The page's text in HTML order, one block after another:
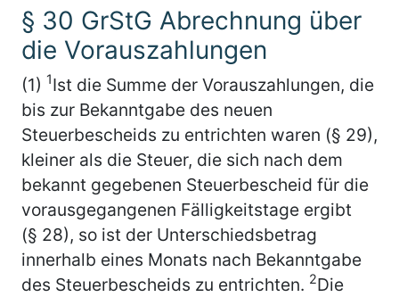
§ 30 GrStG Abrechnung über
die Vorauszahlungen
(1) 1Ist die Summe der Vorauszahlungen, die
bis zur Bekanntgabe des neuen
Steuerbescheids zu entrichten waren (§ 29),
kleiner als die Steuer, die sich nach dem
bekannt gegebenen Steuerbescheid für die
vorausgegangenen Fälligkeitstage ergibt
(§ 28), so ist der Unterschiedsbetrag
innerhalb eines Monats nach Bekanntgabe
des Steuerbescheids zu entrichten. 2Die